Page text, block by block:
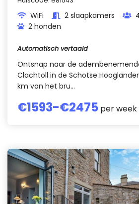
WiFi 2 slaapkamers
2 honden
Automatisch vertaald
Ontsnap naar de
Clachtoll in de Schotse
km van het bru...
€1593-€2475 per week